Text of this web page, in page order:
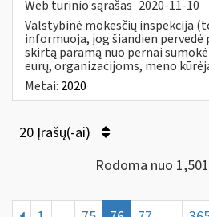
Web turinio sąrašas 2020-11-10
Valstybinė mokesčių inspekcija
informuoja, jog šiandien
skirtą paramą nuo pernai
eurų, organizacijoms, meno
Metai: 2020
20 Įrašų(-ai)
Rodoma nuo